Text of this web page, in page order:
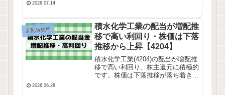
価チャートを確認してみました。
2026.07.14
高配当銘柄
積水化学工業の配当が増配推
移で高い利回り・株価は下落
推移から上昇【4204】
積水化学工業(4204)の配当が増配推
移で高い利回り、株主還元に積極的
です。株価は下落推移が落ち着き上
2026.06.28